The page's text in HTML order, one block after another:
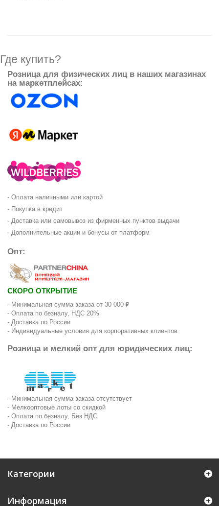
Где купить?
Розница для физических лиц в наших магазинах
на маркетплейсах:
- Оплата наличными или картой
- Покупка в кредит
- Доставка или самовывоз из фирменных пунктов выдачи
- Дополнительные акции и бонусы от платформ
Опт:
СКОРО ОТКРЫТИЕ
- Минимальная сумма заказа от 30 000 ₽
- Оплата по безналу, НДС 20%
- Доставка по России
- Индивидуальные условия для корпоративных клиентов
Розница и мелкий опт для юридических лиц:
- Минимальная сумма заказа отсутствует
- Мелкооптовые лоты со скидкой
- Оплата по безналу, Без НДС
- Доставка по России
Категории
Информация